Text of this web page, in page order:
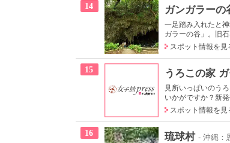
14 ガンガラーの
一足踏み入れたと
ガラーの谷」。旧
スポット情報を見
15 うろこの家
見所いっぱいのう
いかがですか？新
スポット情報を見
16 琉球村 - 沖縄：